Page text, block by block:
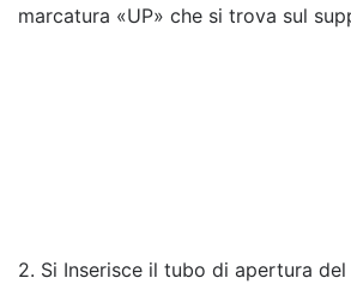
marcatura «UP» che si trova sul
2. Si Inserisce il tubo di apertura